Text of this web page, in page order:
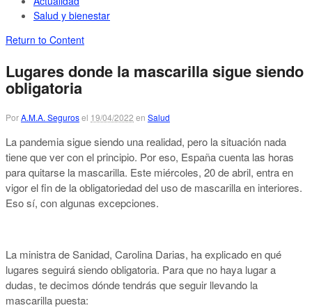
Salud y bienestar
Return to Content
Lugares donde la mascarilla sigue siendo
obligatoria
PorA.M.A. Segurosel 19/04/2022 en Salud
La pandemia sigue siendo una realidad, pero la situación nada
tiene que ver con el principio. Por eso, España cuenta las horas
para quitarse la mascarilla. Este miércoles, 20 de abril, entra en
vigor el fin de la obligatoriedad del uso de mascarilla en interiores.
Eso sí, con algunas excepciones.
La ministra de Sanidad, Carolina Darias, ha explicado en qué
lugares seguirá siendo obligatoria. Para que no haya lugar a
dudas, te decimos dónde tendrás que seguir llevando la
mascarilla puesta: